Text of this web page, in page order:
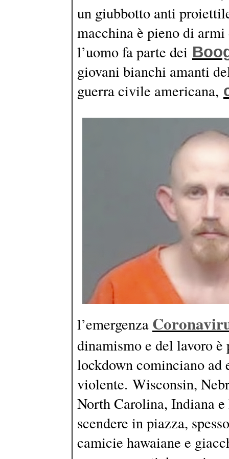
un giubbotto anti
macchina è pieno di
l’uomo fa parte dei
giovani bianchi amanti
guerra civile americana,
l’emergenza
dinamismo e del lavoro
lockdown cominciano ad
violente. Wisconsin,
North Carolina, Indiana
scendere in piazza,
camicie hawaiane e